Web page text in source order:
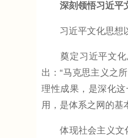
深刻领悟习近平
习近平文化思想以
奠定习近平文化思
出：“马克思主义之
理性成果，是深化
用，是体系之网的基
体现社会主义文化